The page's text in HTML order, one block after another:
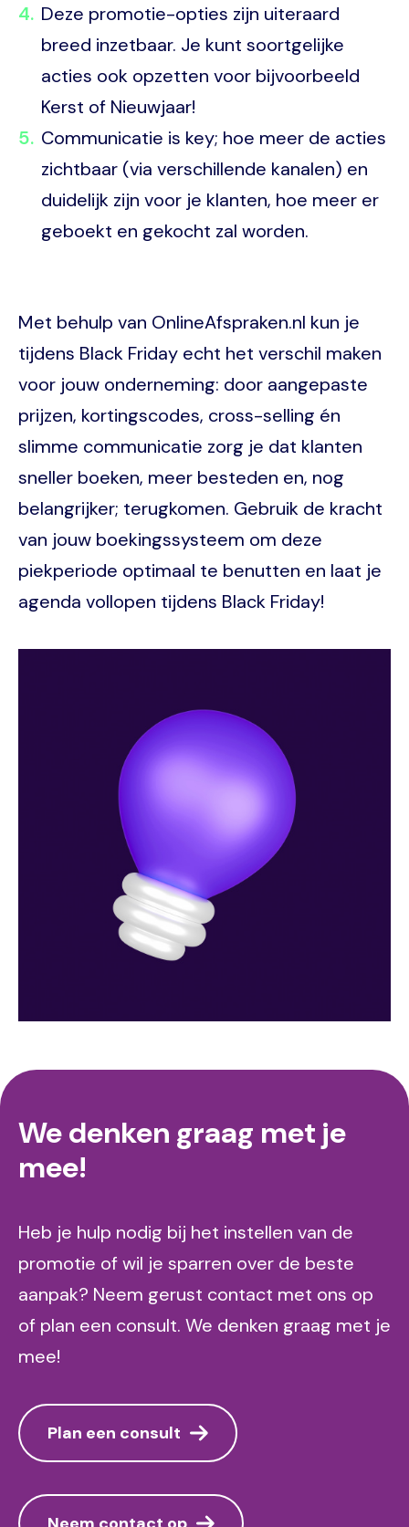
Deze promotie-opties zijn uiteraard
breed inzetbaar. Je kunt soortgelijke
acties ook opzetten voor bijvoorbeeld
Kerst of Nieuwjaar!
Communicatie is key; hoe meer de acties
zichtbaar (via verschillende kanalen) en
duidelijk zijn voor je klanten, hoe meer er
geboekt en gekocht zal worden.
Met behulp van OnlineAfspraken.nl kun je
tijdens Black Friday echt het verschil maken
voor jouw onderneming: door aangepaste
prijzen, kortingscodes, cross-selling én
slimme communicatie zorg je dat klanten
sneller boeken, meer besteden en, nog
belangrijker; terugkomen. Gebruik de kracht
van jouw boekingssysteem om deze
piekperiode optimaal te benutten en laat je
agenda vollopen tijdens Black Friday!
We denken graag met je
mee!
Heb je hulp nodig bij het instellen van de
promotie of wil je sparren over de beste
aanpak? Neem gerust contact met ons op
of plan een consult. We denken graag met je
mee!
Plan een consult